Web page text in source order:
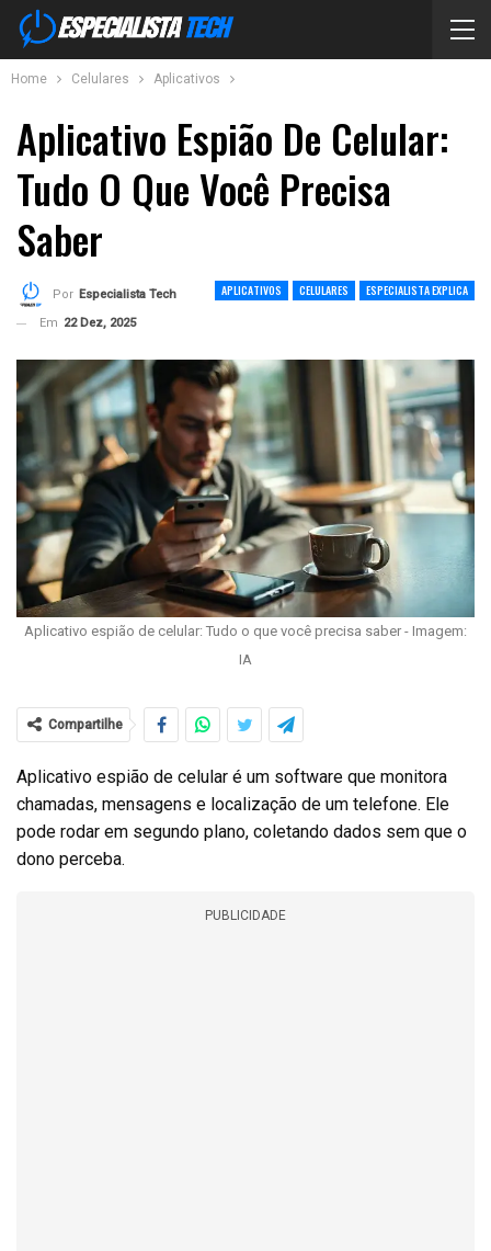
Home Celulares Aplicativos
Aplicativo Espião De Celular:
Tudo O Que Você Precisa
Saber
APLICATIVOS CELULARES ESPECIALISTA EXPLICA
Por Especialista Tech
Em 22 Dez, 2025
Aplicativo espião de celular: Tudo o que você precisa saber - Imagem:
IA
Compartilhe
Aplicativo espião de celular é um software que monitora
chamadas, mensagens e localização de um telefone. Ele
pode rodar em segundo plano, coletando dados sem que o
dono perceba.
PUBLICIDADE